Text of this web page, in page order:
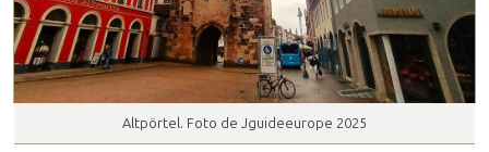
Altpörtel. Foto de Jguideeurope 2025